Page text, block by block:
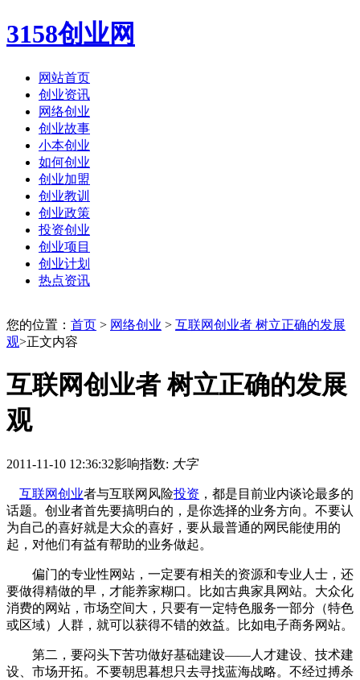
3158创业网
网站首页
创业资讯
网络创业
创业故事
小本创业
如何创业
创业加盟
创业教训
创业政策
投资创业
创业项目
创业计划
热点资讯
您的位置： 首页 > 网络创业 > 互联网创业者 树立正确的发展
观>正文内容
互联网创业者 树立正确的发展
观
2011-11-10 12:36:32影响指数: 大字
互联网创业者与互联网风险投资 ，都是目前业内谈论最多的
话题。创业者首先要搞明白的，是你选择的业务方向。不要认
为自己的喜好就是大众的喜好，要从最普通的网民能使用的
起，对他们有益有帮助的业务做起。
偏门的专业性网站，一定要有相关的资源和专业人士，还
要做得精做的早，才能养家糊口。比如古典家具网站。大众化
消费的网站，市场空间大，只要有一定特色服务一部分（特色
或区域）人群，就可以获得不错的效益。比如电子商务网站。
第二，要闷头下苦功做好基础建设——人才建设、技术建
设、市场开拓。不要朝思暮想只去寻找蓝海战略。不经过搏杀